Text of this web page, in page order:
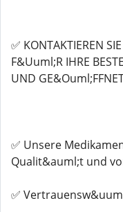
✅ KONTAKTIEREN
F&Uuml;R IHRE
UND
✅ Unsere
Qualit&auml;t und
✅